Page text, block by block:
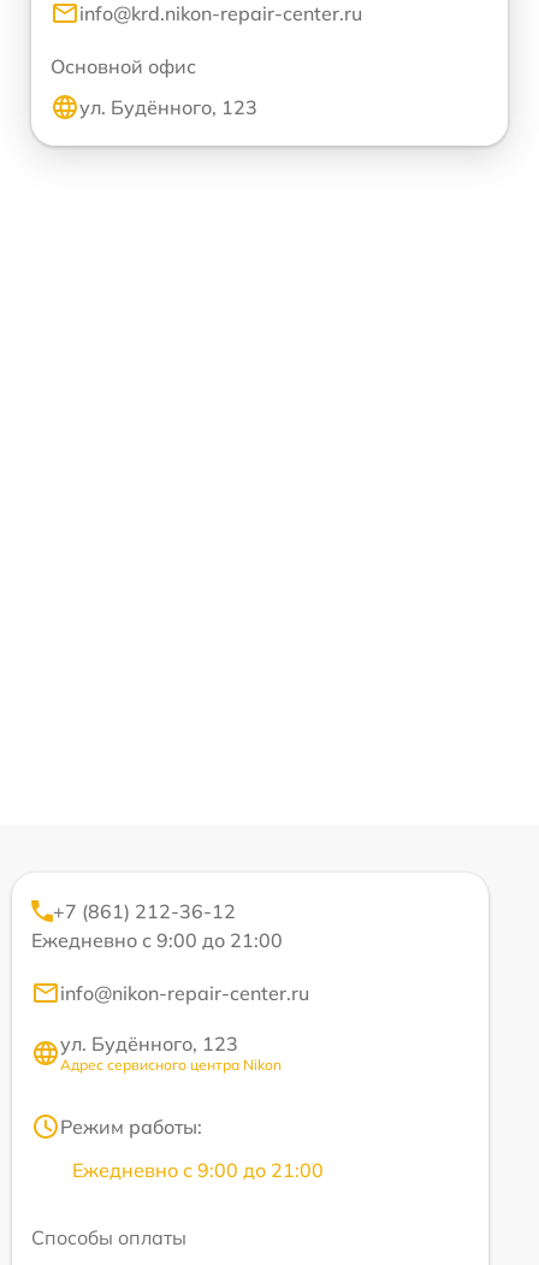
info@krd.nikon-repair-center.ru
Основной офис
ул. Будённого, 123
+7 (861) 212-36-12
Ежедневно с 9:00 до 21:00
info@nikon-repair-center.ru
ул. Будённого, 123
Адрес сервисного центра Nikon
Режим работы:
Ежедневно с 9:00 до 21:00
Способы оплаты